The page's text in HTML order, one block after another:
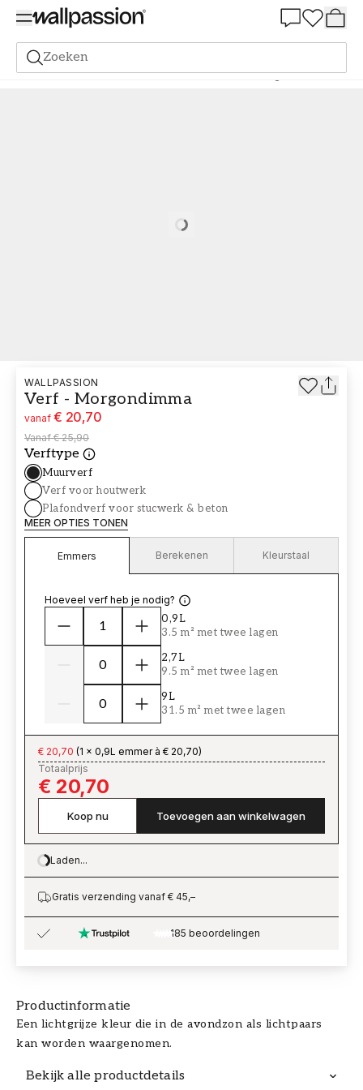
Zoeken
Verf Alle Kleuren Lichte verf Verf - Kleur W27 Morgondimma
Loading…
Productinformatie
Een lichtgrijze kleur die in de avondzon als lichtpaars
kan worden waargenomen.
Bekijk alle productdetails
WALLPASSION
Verf - Morgondimma
vanaf € 20,70
Vanaf € 25,90
Verftype
Muurverf
Verf voor houtwerk
Plafondverf voor stucwerk & beton
MEER OPTIES TONEN
Emmers Berekenen Kleurstaal
Hoeveel verf heb je nodig?
0,9L
3.5 m² met twee lagen
2,7L
9.5 m² met twee lagen
9L
31.5 m² met twee lagen
€ 20,70 (1 x 0,9L emmer à € 20,70)
Totaalprijs
€ 20,70
Koop nu Toevoegen aan winkelwagen
Loading…
Laden...
Gratis verzending vanaf € 45,–
185 beoordelingen